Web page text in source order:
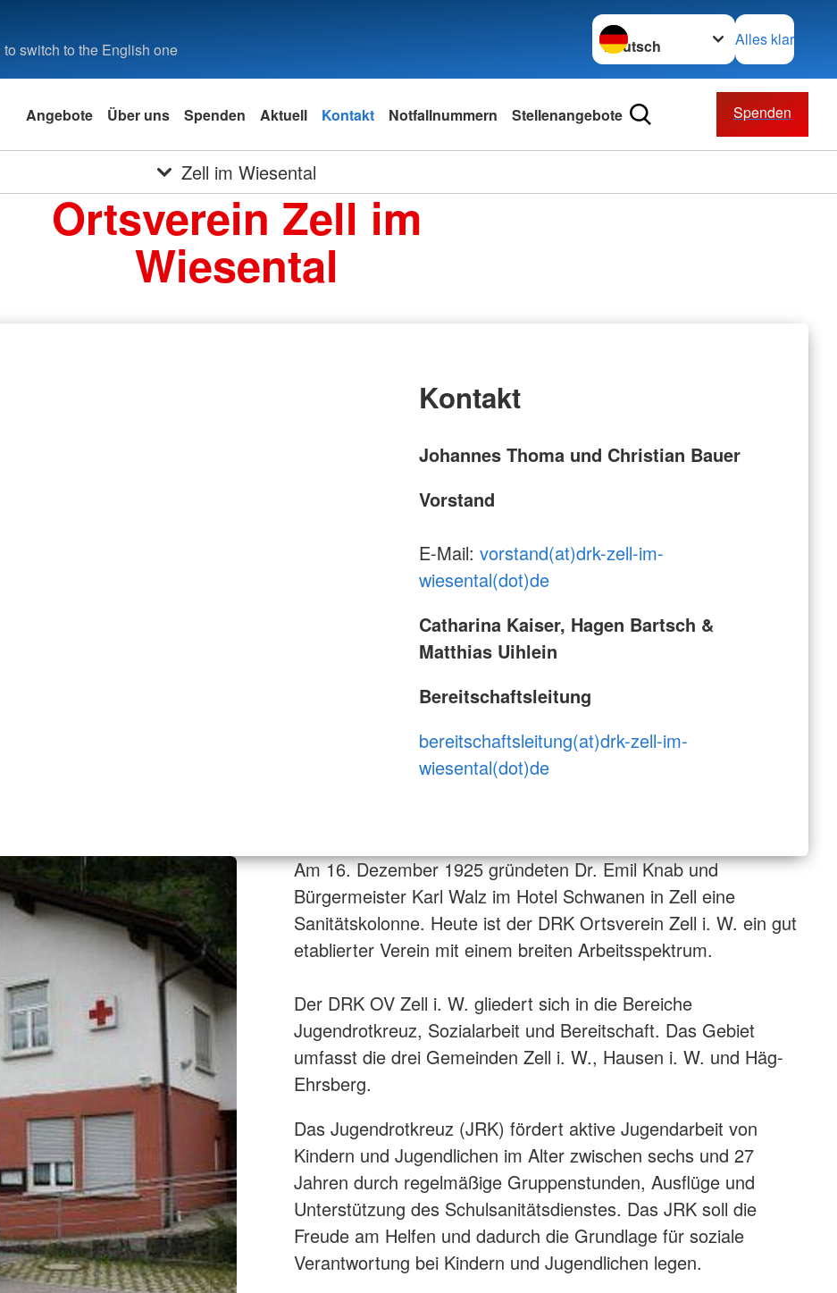
switch to the English one
Sprache wechseln zu
Alles klar
Angebote Über uns Spenden Aktuell Kontakt Notfallnummern Stellenangebote Spenden
Zell im Wiesental
Ortsverein Zell im
Wiesental
Kontakt
Johannes Thoma und Christian Bauer
Vorstand
E-Mail: vorstand(at)drk-zell-im-
wiesental(dot)de
Catharina Kaiser, Hagen Bartsch &
Matthias Uihlein
Bereitschaftsleitung
bereitschaftsleitung(at)drk-zell-im-
wiesental(dot)de
Am 16. Dezember 1925 gründeten Dr. Emil Knab und
Bürgermeister Karl Walz im Hotel Schwanen in Zell eine
Sanitätskolonne. Heute ist der DRK Ortsverein Zell i. W. ein gut
etablierter Verein mit einem breiten Arbeitsspektrum.
Der DRK OV Zell i. W. gliedert sich in die Bereiche
Jugendrotkreuz, Sozialarbeit und Bereitschaft. Das Gebiet
umfasst die drei Gemeinden Zell i. W., Hausen i. W. und Häg-
Ehrsberg.
Das Jugendrotkreuz (JRK) fördert aktive Jugendarbeit von
Kindern und Jugendlichen im Alter zwischen sechs und 27
Jahren durch regelmäßige Gruppenstunden, Ausflüge und
Unterstützung des Schulsanitätsdienstes. Das JRK soll die
Freude am Helfen und dadurch die Grundlage für soziale
Verantwortung bei Kindern und Jugendlichen legen.